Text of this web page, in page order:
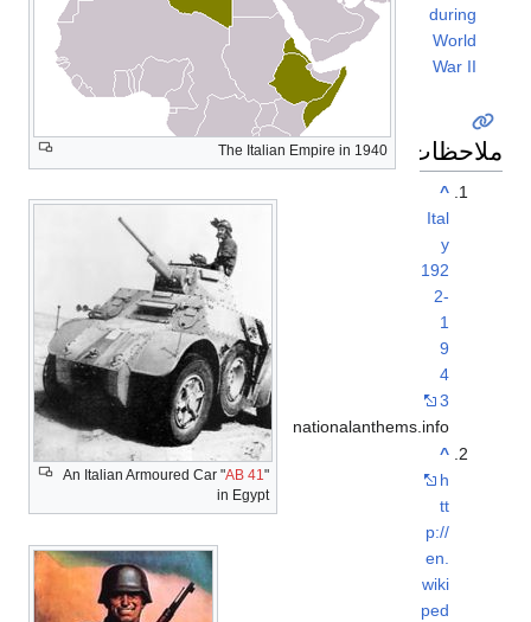
The Italian Empire in 1940
An Italian Armoured Car "AB 41"
in Egypt
during
World
War II
ملاحظات
^
Ital
y
192
2-
1
9
4
3
nationalanthems.info
^
h
tt
p://
en.
wiki
ped